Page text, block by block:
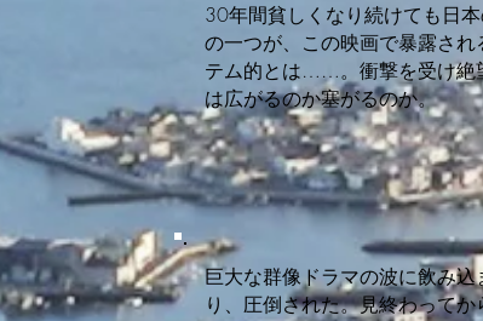
30年間貧しくなり続けても日
の一つが、この映画で暴露さ
テム的とは……。衝撃を受け絶
は広がるのか塞がるのか。
巨大な群像ドラマの波に飲み
り、圧倒された。見終わって